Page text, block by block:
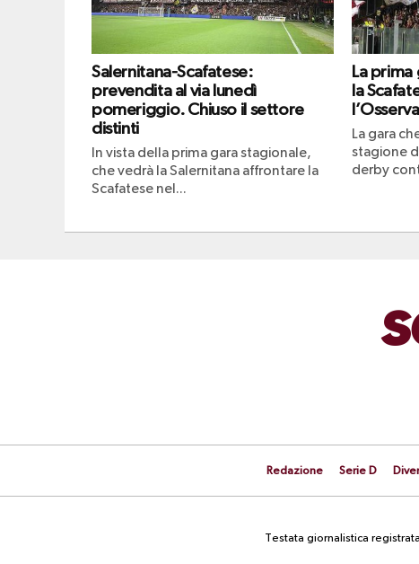
Salernitana-Scafatese:
prevendita al via lunedì
pomeriggio. Chiuso il settore
distinti
In vista della prima gara stagionale,
che vedrà la Salernitana affrontare la
Scafatese nel...
La
la
La gara
stagione
derby
Redazione Serie D
Testata giornalistica